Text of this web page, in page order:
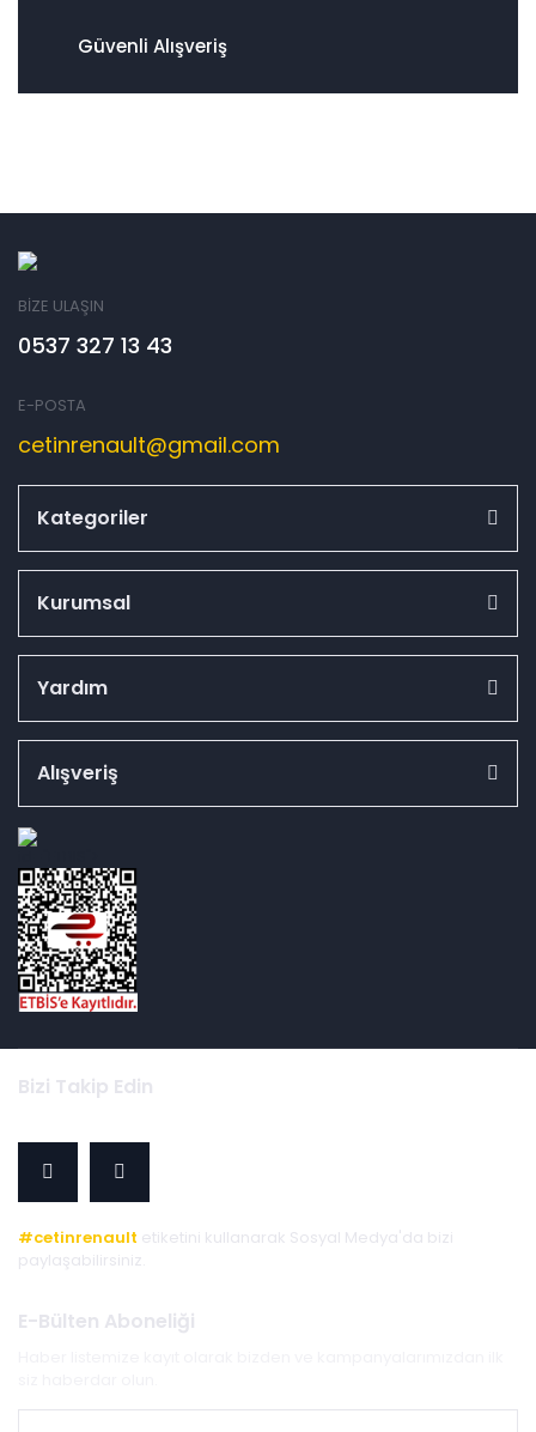
Güvenli Alışveriş
BİZE ULAŞIN
0537 327 13 43
E-POSTA
cetinrenault@gmail.com
Kategoriler
Kurumsal
Yardım
Alışveriş
Bizi Takip Edin
#cetinrenault etiketini kullanarak Sosyal Medya'da bizi
paylaşabilirsiniz.
E-Bülten Aboneliği